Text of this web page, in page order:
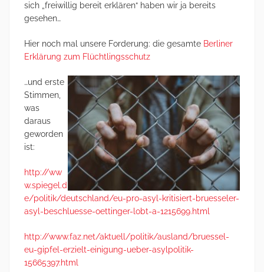
sich „freiwillig bereit erklären“ haben wir ja bereits
gesehen…
Hier noch mal unsere Forderung: die gesamte Berliner
Erklärung zum Flüchtlingsschutz
…und erste
Stimmen,
was
daraus
geworden
ist:
http://ww
w.spiegel.d
e/politik/deutschland/eu-pro-asyl-kritisiert-bruesseler-
asyl-beschluesse-oettinger-lobt-a-1215699.html
http://www.faz.net/aktuell/politik/ausland/bruessel-
eu-gipfel-erzielt-einigung-ueber-asylpolitik-
15665397.html